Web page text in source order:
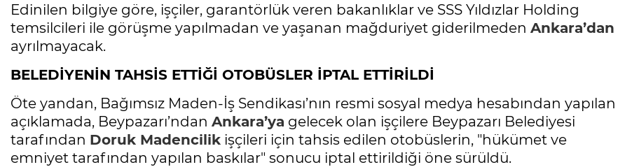
Edinilen bilgiye göre, işçiler, garantörlük veren bakanlıklar ve SSS Yıldızlar Holding
temsilcileri ile görüşme yapılmadan ve yaşanan mağduriyet giderilmeden Ankara’dan
ayrılmayacak.
BELEDİYENİN TAHSİS ETTİĞİ OTOBÜSLER İPTAL ETTİRİLDİ
Öte yandan, Bağımsız Maden-İş Sendikası’nın resmi sosyal medya hesabından yapılan
açıklamada, Beypazarı’ndan Ankara’ya gelecek olan işçilere Beypazarı Belediyesi
tarafından Doruk Madencilik işçileri için tahsis edilen otobüslerin, "hükümet ve
emniyet tarafından yapılan baskılar" sonucu iptal ettirildiği öne sürüldü.